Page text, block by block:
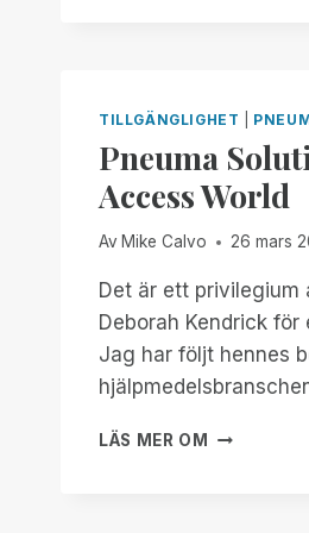
TILLGÄNGLIGHET
Pneuma
Access World
Av Mike Calvo 26 mars
Det är ett privilegium
Deborah Kendrick
Jag har följt hennes
LÄS MER OM
PNEUMA